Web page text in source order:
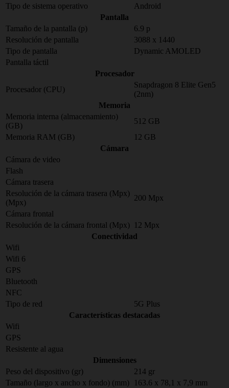
Tipo de sistema operativo
Android
Pantalla
Tamaño de la pantalla (p)
6.9 p
Resolución de pantalla
3088 x 1440
Tipo de pantalla
Dynamic AMOLED
Pantalla táctil
Procesador
Procesador (CPU)
Snapdragon 8 Elite Gen5
(2nm)
Memoria
Memoria interna (almacenamiento)
(GB)
512 GB
Memoria RAM (GB)
12 GB
Cámara
Cámara de video
Flash
Cámara trasera
Resolución de la cámara trasera (Mpx)
(Mpx)
200 Mpx
Cámara frontal
Resolución de la cámara frontal (Mpx)
12 Mpx
Conectividad
Wifi
Wifi 6
GPS
Bluetooth
NFC
Tipo de red
5G Plus
Características destacadas
Wifi
GPS
Resistente al agua
Dimensiones
Peso del dispositivo (gr)
214 gr
Tamaño (largo x ancho x fondo) (mm)
163.6 x 78,1 x 7,9 mm